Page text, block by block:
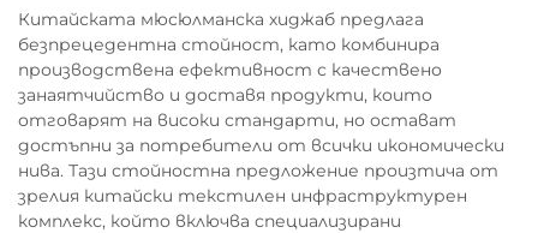
Китайската мюсюлманска хиджаб предлага
безпрецедентна стойност, като комбинира
производствена ефективност с качествено
занаятчийство и доставя продукти, които
отговарят на високи стандарти, но остават
достъпни за потребители от всички икономически
нива. Тази стойностна предложение произтича от
зрелия китайски текстилен инфраструктурен
комплекс, който включва специализирани